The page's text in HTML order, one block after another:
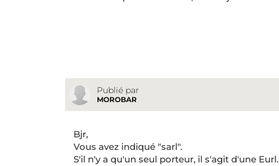
Publié par
MOROBAR
Bjr,
Vous avez indiqué "sarl".
S'il n'y a qu'un seul porteur, il s'agit d'une Eurl.